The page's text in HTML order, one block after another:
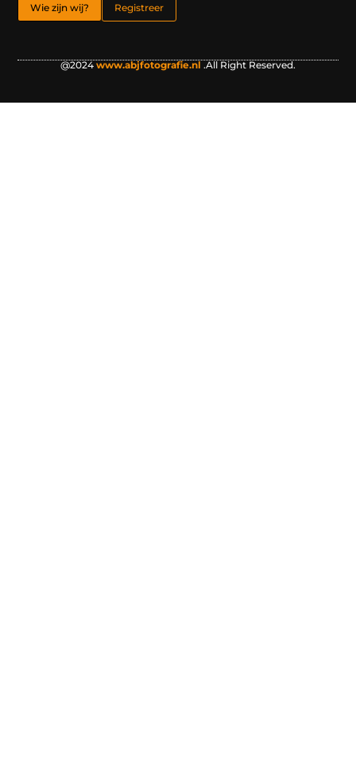
Wie zijn wij? Registreer
@2024 www.abjfotografie.nl .All Right Reserved.